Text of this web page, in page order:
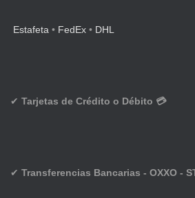
Estafeta • FedEx • DHL
✔ Tarjetas de Crédito o Débito 💳
✔ Transferencias Bancarias - OXXO -